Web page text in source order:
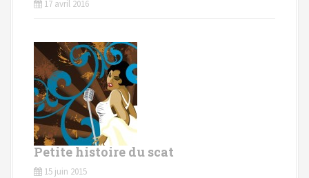
17 avril 2016
Petite histoire du scat
15 juin 2015